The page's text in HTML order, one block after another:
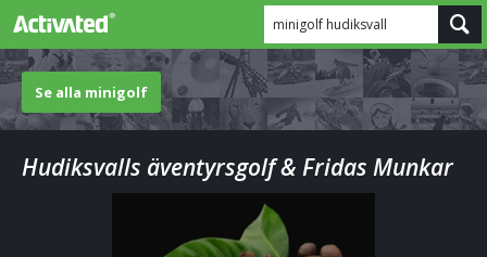
minigolf hudiksvall
Se alla minigolf
Hudiksvalls äventyrsgolf & Fridas Munkar